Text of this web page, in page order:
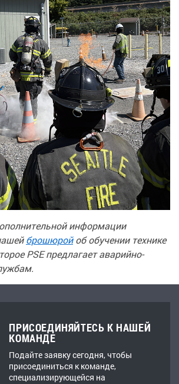
информации
брошюройоб обучении технике
PSE предлагает аварийно-
ПРИСОЕДИНЯЙТЕСЬ К НАШЕЙ
КОМАНДЕ
Подайте заявку сегодня, чтобы
присоединиться к команде,
специализирующейся на